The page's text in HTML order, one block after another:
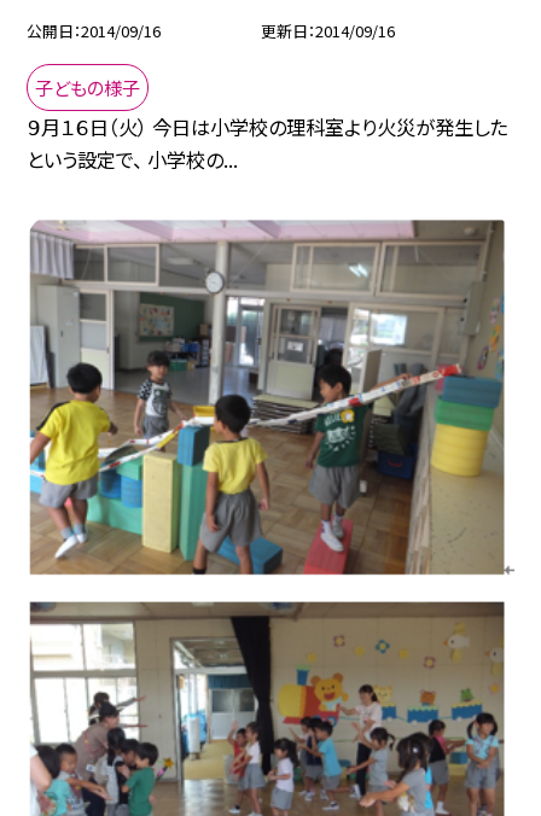
公開日 2014/09/16 更新日 2014/09/16
子どもの様子
９月１６日（火） 今日は小学校の理科室より火災が発生した
という設定で、 小学校の...